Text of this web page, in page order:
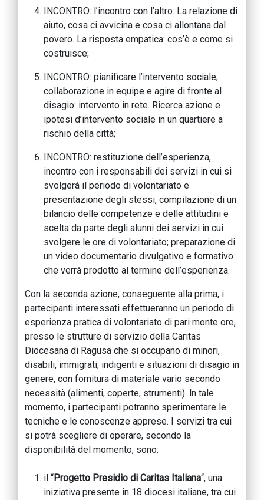
INCONTRO: l’incontro con l’altro: La relazione di
aiuto, cosa ci avvicina e cosa ci allontana dal
povero. La risposta empatica: cos’è e come si
costruisce;
INCONTRO: pianificare l’intervento sociale;
collaborazione in equipe e agire di fronte al
disagio: intervento in rete. Ricerca azione e
ipotesi d’intervento sociale in un quartiere a
rischio della città;
INCONTRO: restituzione dell’esperienza,
incontro con i responsabili dei servizi in cui si
svolgerà il periodo di volontariato e
presentazione degli stessi, compilazione di un
bilancio delle competenze e delle attitudini e
scelta da parte degli alunni dei servizi in cui
svolgere le ore di volontariato; preparazione di
un video documentario divulgativo e formativo
che verrà prodotto al termine dell’esperienza.
Con la seconda azione, conseguente alla prima, i
partecipanti interessati effettueranno un periodo di
esperienza pratica di volontariato di pari monte ore,
presso le strutture di servizio della Caritas
Diocesana di Ragusa che si occupano di minori,
disabili, immigrati, indigenti e situazioni di disagio in
genere, con fornitura di materiale vario secondo
necessità (alimenti, coperte, strumenti). ln tale
momento, i partecipanti potranno sperimentare le
tecniche e le conoscenze apprese. I servizi tra cui
si potrà scegliere di operare, secondo la
disponibilità del momento, sono:
il “Progetto Presidio di Caritas Italiana“, una
iniziativa presente in 18 diocesi italiane, tra cui